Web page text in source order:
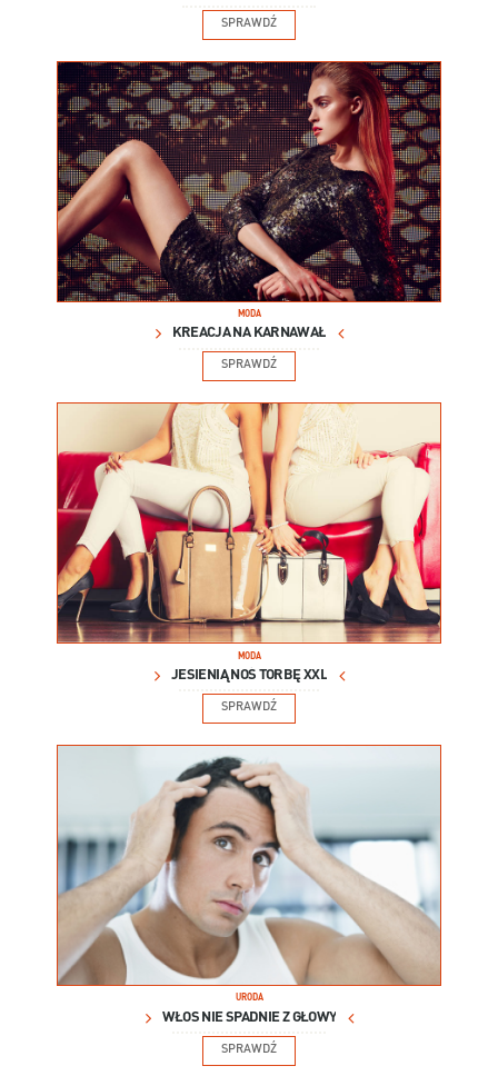
SPRAWDŹ
MODA
KREACJA NA KARNAWAŁ
SPRAWDŹ
MODA
JESIENIĄ NOŚ TORBĘ XXL
SPRAWDŹ
URODA
WŁOS NIE SPADNIE Z GŁOWY
SPRAWDŹ